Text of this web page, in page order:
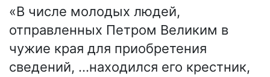
«В числе молодых людей,
отправленных Петром Великим в
чужие края для приобретения
сведений, …находился его крестник,